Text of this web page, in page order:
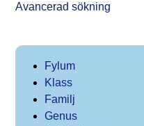
Avancerad sökning
Fylum
Klass
Familj
Genus